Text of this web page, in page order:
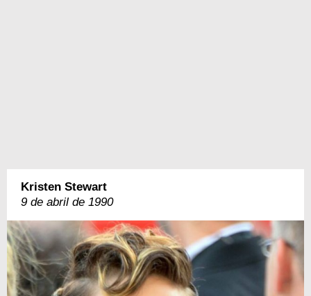
Kristen Stewart
9 de abril de 1990